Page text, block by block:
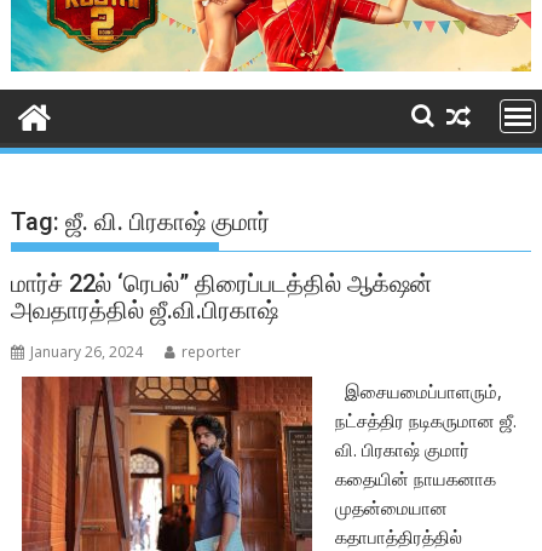
Tag:ஜீ. வி. பிரகாஷ் குமார்
மார்ச் 22ல் ‘ரெபல்” திரைப்படத்தில் ஆக்‌ஷன்
அவதாரத்தில் ஜீ.வி.பிரகாஷ்
January 26, 2024 reporter
இசையமைப்பாளரும்,
நட்சத்திர நடிகருமான ஜீ.
வி. பிரகாஷ் குமார்
கதையின் நாயகனாக
முதன்மையான
கதாபாத்திரத்தில்